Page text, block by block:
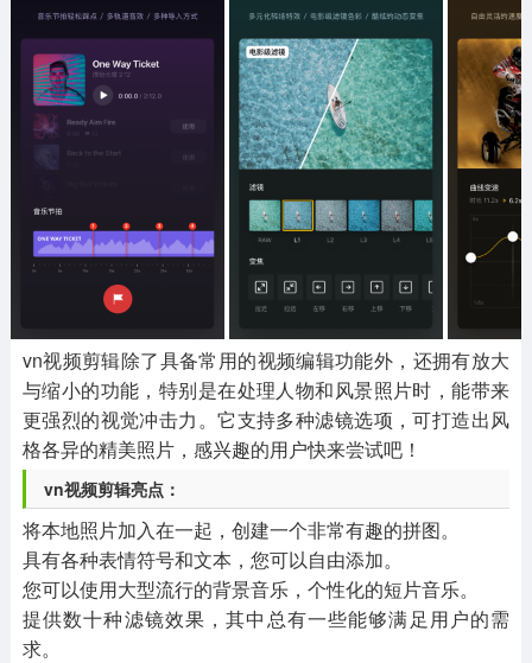
三国游戏
3928款应用
我的世界
69款应用
像素游戏
700款应用
其他
末日游戏
1404款应用
pc游戏
3432款应用
游戏攻略
63款应用
软件教程
8款应用
热点新闻
8款应用
vn视频剪辑除了具备常用的视频编辑功能外，还拥有放大
与缩小的功能，特别是在处理人物和风景照片时，能带来
更强烈的视觉冲击力。它支持多种滤镜选项，可打造出风
格各异的精美照片，感兴趣的用户快来尝试吧！
vn视频剪辑亮点：
将本地照片加入在一起，创建一个非常有趣的拼图。
具有各种表情符号和文本，您可以自由添加。
您可以使用大型流行的背景音乐，个性化的短片音乐。
提供数十种滤镜效果，其中总有一些能够满足用户的需
求。